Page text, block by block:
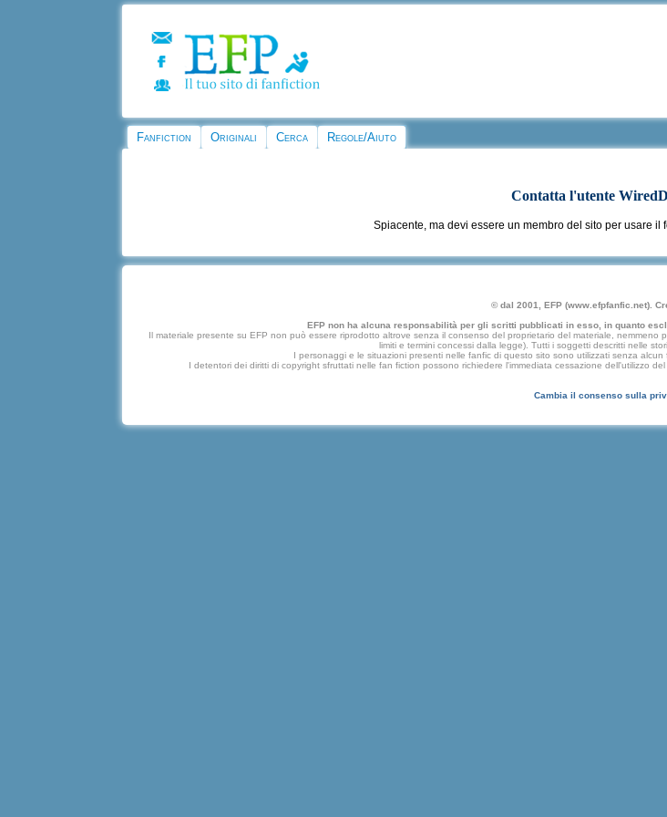
Fanfiction Originali Cerca Regole/Aiuto
Contatta l'utente
Spiacente, ma devi essere un membro del sito per usare il
© dal 2001, EFP (www.efpfanfic.net).
EFP non ha alcuna responsabilità per gli scritti pubblicati in esso, in quanto
Il materiale presente su EFP non può essere riprodotto altrove senza il consenso del proprietario del materiale,
limiti e termini concessi dalla legge). Tutti i soggetti descritti nelle
I personaggi e le situazioni presenti nelle fanfic di questo sito sono utilizzati senza
I detentori dei diritti di copyright sfruttati nelle fan fiction possono richiedere l'immediata cessazione dell'utilizzo
Cambia il consenso sulla